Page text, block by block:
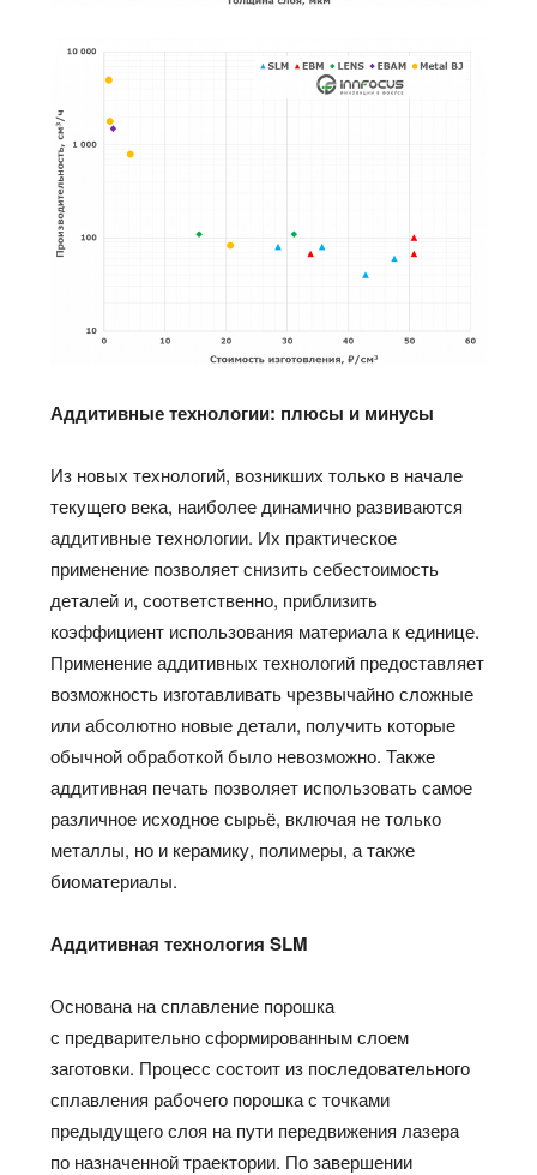
Аддитивные технологии: плюсы и минусы
Из новых технологий, возникших только в начале
текущего века, наиболее динамично развиваются
аддитивные технологии. Их практическое
применение позволяет снизить себестоимость
деталей и, соответственно, приблизить
коэффициент использования материала к единице.
Применение аддитивных технологий предоставляет
возможность изготавливать чрезвычайно сложные
или абсолютно новые детали, получить которые
обычной обработкой было невозможно. Также
аддитивная печать позволяет использовать самое
различное исходное сырьё, включая не только
металлы, но и керамику, полимеры, а также
биоматериалы.
Аддитивная технология SLM
Основана на сплавление порошка
с предварительно сформированным слоем
заготовки. Процесс состоит из последовательного
сплавления рабочего порошка с точками
предыдущего слоя на пути передвижения лазера
по назначенной траектории. По завершении